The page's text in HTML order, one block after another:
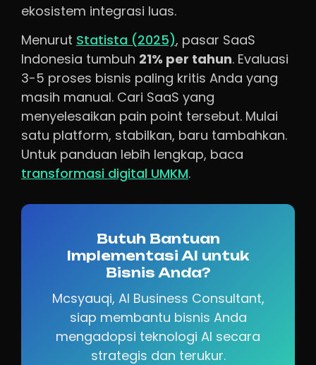
ekosistem integrasi luas.
Menurut Statista (2025), pasar SaaS
Indonesia tumbuh 21% per tahun. Evaluasi
3-5 proses bisnis paling kritis Anda yang
masih manual. Cari SaaS yang
menyelesaikan pain point tersebut. Mulai
satu platform, stabilkan, baru tambahkan.
Untuk panduan lebih lengkap, baca
transformasi digital UMKM.
Butuh Bantuan
Implementasi AI untuk
Bisnis Anda?
Mcsyauqi, AI Business Consultant,
siap membantu bisnis Anda
mengadopsi teknologi AI secara
strategis dan terukur.